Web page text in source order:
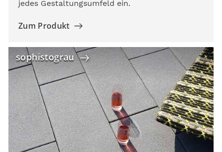
jedes Gestaltungsumfeld ein.
Zum Produkt
sophistograu